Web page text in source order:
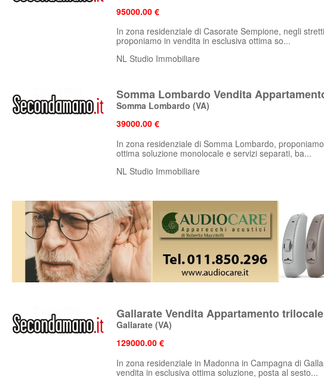
95000.00 €
In zona residenziale di Casorate Sempione, negli
proponiamo in vendita in esclusiva ottima so...
NL Studio Immobiliare
Somma Lombardo Vendita
Somma Lombardo (VA)
39000.00 €
In zona residenziale di Somma Lombardo,
ottima soluzione monolocale e servizi separati, ba...
NL Studio Immobiliare
Gallarate Vendita Appartamento trilocale
Gallarate(VA)
129000.00 €
In zona residenziale in Madonna in Campagna di
vendita in esclusiva ottima soluzione, posta al sesto...